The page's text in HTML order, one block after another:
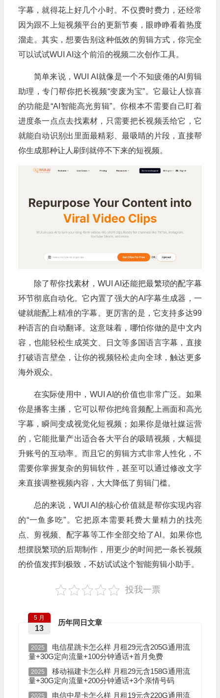
字幕，就得花上好几个小时。不仅费时费力，还经常
因为跟不上短视频平台的更新节奏，眼睁睁看着热度
溜走。其实，想要告别这种低效的剪辑方式，你完全
可以试试WUI AI这个前沿的视频二次创作工具。
简单来说，WUI AI就像是一个不知疲倦的AI剪辑
助理，专门帮你把长视频“变废为宝”。它最让人惊喜
的功能是“AI智能高光剪辑”。你根本不需要自己盯着
进度条一点点去找素材，只需要把长视频丢给它，它
就能自动识别出里面最精彩、最吸睛的片段，直接帮
你生成那种让人刷到就停不下来的短视频。
除了帮你找素材，WUI AI还能把最繁琐的配字幕
环节彻底自动化。它内置了强大的AI字幕生成器，一
键就能配上精准的字幕。更厉害的是，它支持多达99
种语言的自动翻译。这意味着，哪怕你做的是中文内
容，也能轻松生成英文、日文等多国语言字幕，直接
打破语言壁垒，让你的视频轻松走向全球，触达更多
海外观众。
在实际使用中，WUI AI的价值也非常广泛。如果
你是播客主播，它可以帮你把纯音频配上画面和高光
字幕，瞬间变成视觉化短视频；如果你是做社媒运营
的，它能批量产出适合各大平台的吸睛视频，大幅提
升账号的互动率。而且它的剪辑方式非常人性化，不
需要你掌握复杂的剪辑软件，甚至可以通过修改文字
来直接调整视频内容，大大降低了剪辑门槛。
总的来说，WUI AI的核心价值就是帮你实现内容
的“一鱼多吃”。它把原本需要耗费大量精力的找亮
点、剪视频、配字幕等工作全部交给了AI。如果你也
想摆脱繁琐的后期制作，用更少的时间把一条长视频
的价值发挥到极致，不妨试试这个智能剪辑小助手。
投我一票
历年同日文章
5 月
13
2025
电信星跳卡怎么样 月租29元含205G通用流
量+30G定向流量+100分钟通话+首月免费
2025
移动福建卡怎么样 月租29元含158G通用流
量+30G定向流量+200分钟通话+3个亲情号码
2025 电信中星卡怎么样 月租19元含220G通用流